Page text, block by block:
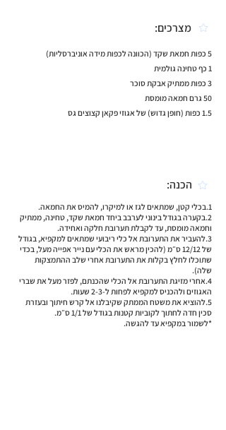
מצרכים:
5 כפות חמאת שקד (הכוונה לכפות מידה אוניברסליות)
1 כף טחינה גולמית
3 כפות ממתיק אבקת סוכר
50 גרם חמאה מומסת
1.5 כפות (חופן גדוש) של אגוזי פקאן קצוצים גס
הכנה:
1.בכלי קטן, שמתאים לגז או למיקרו, להמיס את החמאה.
2.בקערה בגודל בינוני לערבב ביחד חמאת שקד, טחינה, ממתיק
וחמאה מומסת, עד לקבלת תערובת חלקה ואחידה.
3.להעביר את התערובת אל כלי ריבועי שמתאים למקפיא, בגודל
של 12/12 ס״מ (להכין מראש את הכלי עם נייר אפייה מעל, בכדי
שתוכלו לחלץ בקלות את התערובת אחרי שלב ההתמצקות
שלה).
4.אחרי מזיגת התערובת אל הכלי שהכנתם, לפזר מעל את שברי
האגוזים ולהכניס למקפיא לפחות ל-2-3 שעות.
5.להוציא את משטח הממתק שקיבלנו אל קרש חיתוך ובעזרת
סכין חדה לחתוך לקוביות קטנות בגודל של 1/1 ס״מ.
*לשמור במקפיא עד להגשה.